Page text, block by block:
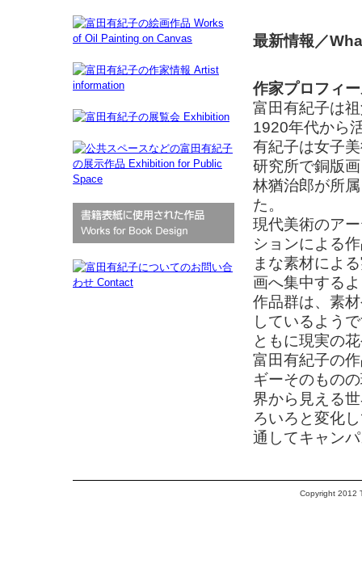
最新情報／
作家プロフィ
富田有紀子は
1920年代から
有紀子は女子
研究所で銅版
林猶治郎が所
た。
現代美術のア
ションによる
まな素材によ
画へ集中する
作品群は、素
しているよう
ともに現実の
富田有紀子の
ギーそのもの
界から見える
ろいろと変化
通してキャン
Copyright 2012